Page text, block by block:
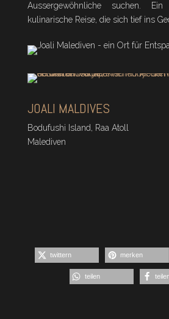
Aussergewöhnliche suchen.
kulinarische Reise, die sich tief ins
JOALI MALDIVES
Bodufushi Island, Raa Atoll
Malediven
twittern merken
teilen